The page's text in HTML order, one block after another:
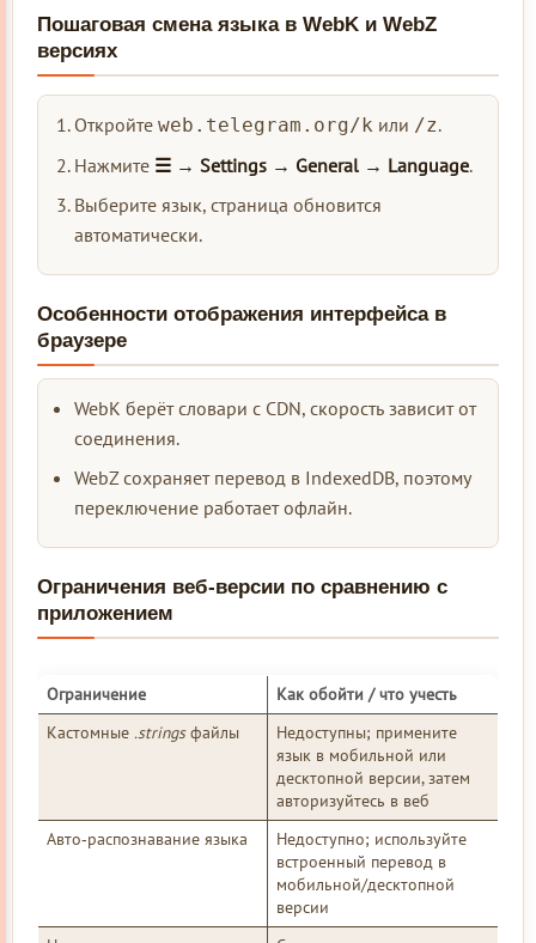
Пошаговая смена языка в WebK и WebZ
версиях
Откройте web.telegram.org/k или /z.
Нажмите ☰ → Settings → General → Language.
Выберите язык, страница обновится
автоматически.
Особенности отображения интерфейса в
браузере
WebK берёт словари с CDN, скорость зависит от
соединения.
WebZ сохраняет перевод в IndexedDB, поэтому
переключение работает офлайн.
Ограничения веб‑версии по сравнению с
приложением
Ограничение
Как обойти / что учесть
Кастомные .stringsфайлы
Недоступны; примените
язык в мобильной или
десктопной версии, затем
авторизуйтесь в веб
Авто‑распознавание языка
Недоступно; используйте
встроенный перевод в
мобильной/десктопной
версии